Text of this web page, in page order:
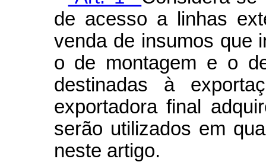
de acesso a linhas
venda de insumos que
o de montagem e o
destinadas à
exportadora final
serão utilizados em
neste artigo.